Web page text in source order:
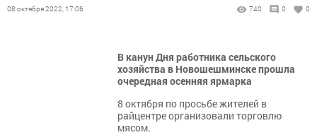
08 октября 2022, 17:06 740 0 0
В канун Дня работника сельского
хозяйства в Новошешминске прошла
очередная осенняя ярмарка
8 октября по просьбе жителей в
райцентре организовали торговлю
мясом.